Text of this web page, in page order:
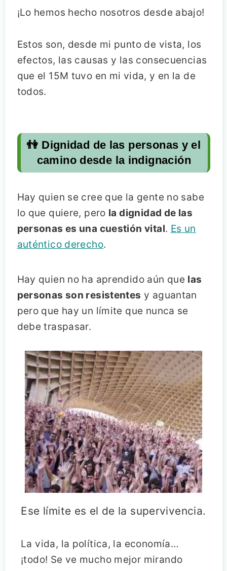
¡Lo hemos hecho nosotros desde abajo!
Estos son, desde mi punto de vista, los
efectos, las causas y las consecuencias
que el 15M tuvo en mi vida, y en la de
todos.
👫 Dignidad de las personas y el
camino desde la indignación
Hay quien se cree que la gente no sabe
lo que quiere, pero la dignidad de las
personas es una cuestión vital. Es un
auténtico derecho.
Hay quien no ha aprendido aún que las
personas son resistentes y aguantan
pero que hay un límite que nunca se
debe traspasar.
Ese límite es el de la supervivencia.
La vida, la política, la economía…
¡todo! Se ve mucho mejor mirando